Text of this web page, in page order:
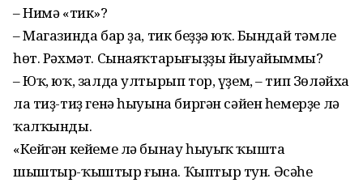
– Нимә «тик»?
– Магазинда бар ҙа, тик беҙҙә юҡ. Бындай тәмле
һөт. Рәхмәт. Сынаяҡтарығыҙҙы йыуайыммы?
– Юҡ, юҡ, залда ултырып тор, үҙем, – тип Зөләйха
ла тиҙ-тиҙ генә һыуына биргән сәйен һемерҙе лә
ҡалҡынды.
«Кейгән кейеме лә бынау һыуыҡ ҡышта
шыштыр-ҡыштыр ғына. Ҡыптыр тун. Әсәһе